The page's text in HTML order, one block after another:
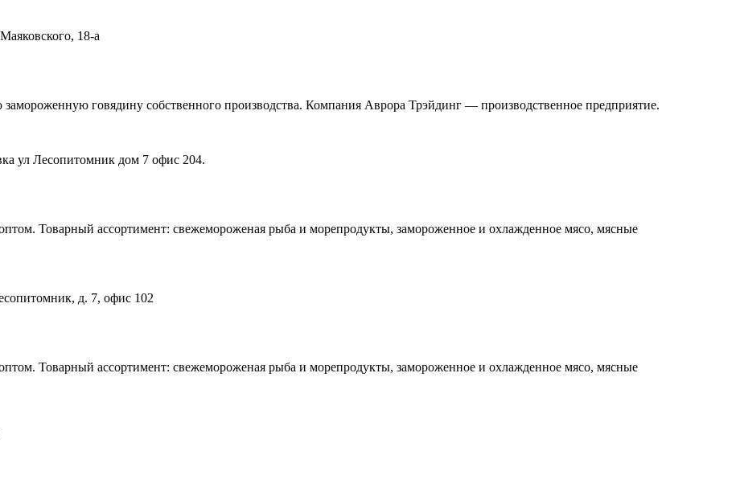
18-а
говядину собственного производства. Компания Аврора Трэйдинг — произвoдственное предприятие.
ул Лесопитомник дом 7 офис 204.
Товарный ассортимент: свежемороженая рыба и морепродукты, замороженное и охлажденное мясо, мясные
д. 7, офис 102
Товарный ассортимент: свежемороженая рыба и морепродукты, замороженное и охлажденное мясо, мясные